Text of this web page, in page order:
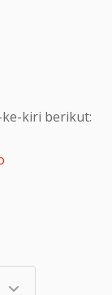
kiri berikut: